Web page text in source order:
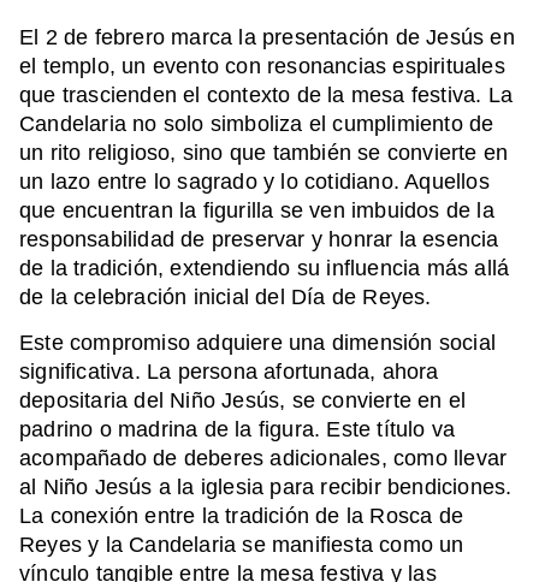
El 2 de febrero marca la presentación de Jesús en
el templo, un evento con resonancias espirituales
que trascienden el contexto de la mesa festiva. La
Candelaria no solo simboliza el cumplimiento de
un rito religioso, sino que también se convierte en
un lazo entre lo sagrado y lo cotidiano. Aquellos
que encuentran la figurilla se ven imbuidos de la
responsabilidad de preservar y honrar la esencia
de la tradición, extendiendo su influencia más allá
de la celebración inicial del Día de Reyes.
Este compromiso adquiere una dimensión social
significativa. La persona afortunada, ahora
depositaria del Niño Jesús, se convierte en el
padrino o madrina de la figura. Este título va
acompañado de deberes adicionales, como llevar
al Niño Jesús a la iglesia para recibir bendiciones.
La conexión entre la tradición de la Rosca de
Reyes y la Candelaria se manifiesta como un
vínculo tangible entre la mesa festiva y las